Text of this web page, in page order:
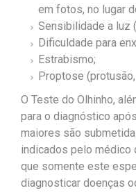
em fotos, no lugar
Sensibilidade a luz
Dificuldade para
Estrabismo;
Proptose (protusão,
O Teste do Olhinho,
para o diagnóstico
maiores são
indicados pelo médico
que somente este
diagnosticar doenças